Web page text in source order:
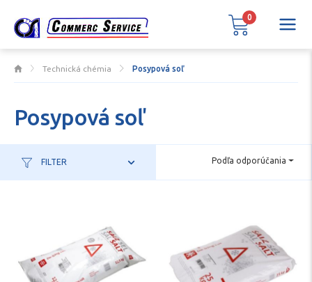
Technická chémia Posypová soľ
Posypová soľ
FILTER Podľa odporúčania
0